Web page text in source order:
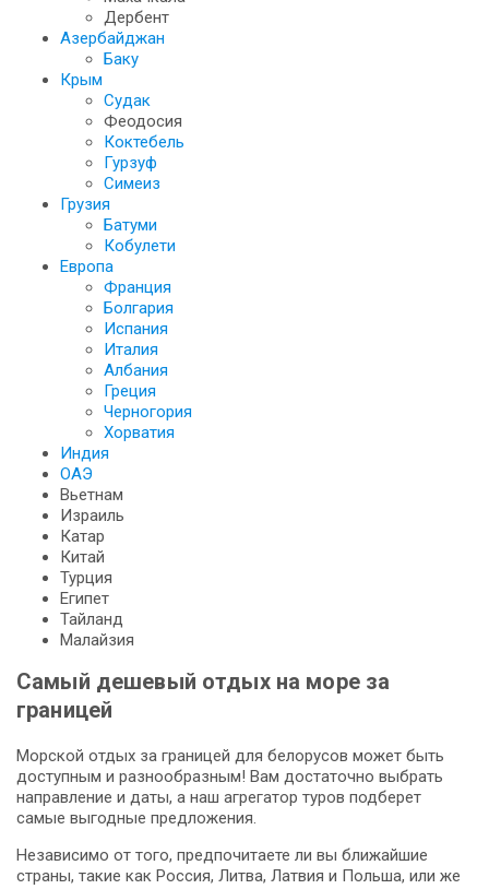
Дербент
Азербайджан
Баку
Крым
Судак
Феодосия
Коктебель
Гурзуф
Симеиз
Грузия
Батуми
Кобулети
Европа
Франция
Болгария
Испания
Италия
Албания
Греция
Черногория
Хорватия
Индия
ОАЭ
Вьетнам
Израиль
Катар
Китай
Турция
Египет
Тайланд
Малайзия
Самый дешевый отдых на море за
границей
Морской отдых за границей для белорусов может быть
доступным и разнообразным! Вам достаточно выбрать
направление и даты, а наш агрегатор туров подберет
самые выгодные предложения.
Независимо от того, предпочитаете ли вы ближайшие
страны, такие как Россия, Литва, Латвия и Польша, или же